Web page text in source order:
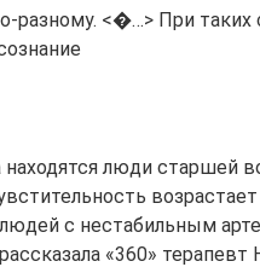
разному. <�…> При
люди старшей
с нестабильным
«360» терапевт